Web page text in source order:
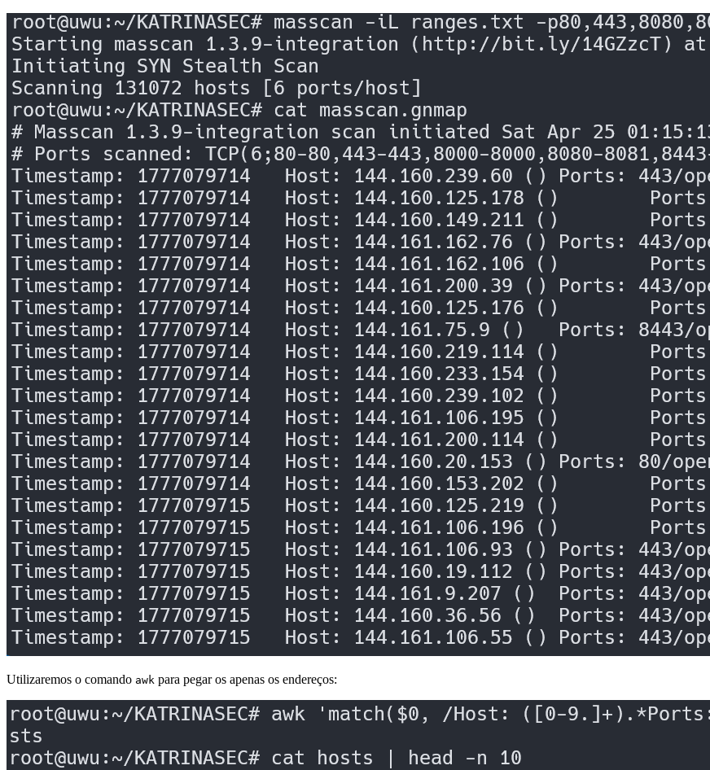
Utilizaremos o comando awk para pegar os apenas os endereços: